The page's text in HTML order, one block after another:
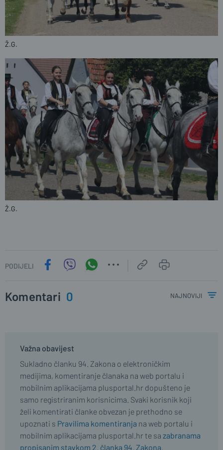
Ž.G.
Ž.G.
PODIJELI
Komentari 0 najnoviji
Važna obavijest
Sukladno članku 94. Zakona o elektroničkim
medijima, komentiranje članaka na web portalu i
mobilnim aplikacijama plusportal.hr dopušteno je
samo registriranim korisnicima. Svaki korisnik koji
želi komentirati članke obvezan je prethodno se
upoznati s Pravilima komentiranja na web portalu i
mobilnim aplikacijama plusportal.hr te sa zabranama
propisanim stavkom 2. članka 94. Zakona.